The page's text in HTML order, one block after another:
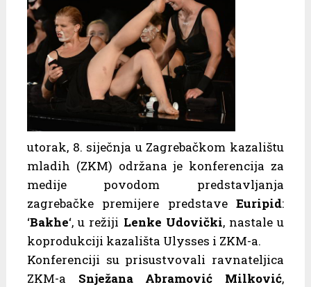
utorak, 8. siječnja u Zagrebačkom kazalištu
mladih (ZKM) održana je konferencija za
medije povodom predstavljanja
zagrebačke premijere predstaveEuripid:
‘Bakhe‘, u režiji Lenke Udovički, nastale u
koprodukciji kazališta Ulysses i ZKM-a.
Konferenciji su prisustvovali ravnateljica
ZKM-a Snježana Abramović Milković,